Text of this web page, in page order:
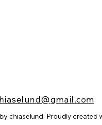
chiaselund. Proudly created